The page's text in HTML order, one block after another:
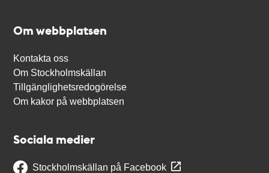
Om webbplatsen
Kontakta oss
Om Stockholmskällan
Tillgänglighetsredogörelse
Om kakor på webbplatsen
Sociala medier
Stockholmskällan på Facebook